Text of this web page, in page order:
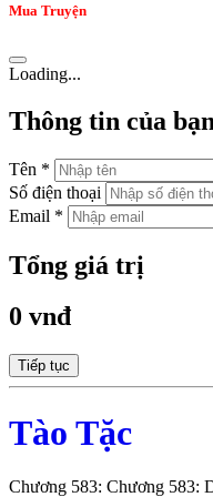
Mua Truyện
Loading...
Thông tin của bạn
Tên *
Số điện thoại
Email *
Tổng giá trị
0 vnđ
Tiếp tục
Tào Tặc
Chương 583: Chương 583: